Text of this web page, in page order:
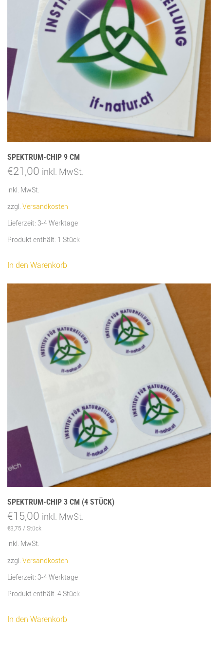
SPEKTRUM-CHIP 9 CM
€21,00 inkl. MwSt.
inkl. MwSt.
zzgl. Versandkosten
Lieferzeit: 3-4 Werktage
Produkt enthält: 1 Stück
In den Warenkorb
SPEKTRUM-CHIP 3 CM (4 STÜCK)
€15,00 inkl. MwSt.
€3,75 /Stück
inkl. MwSt.
zzgl. Versandkosten
Lieferzeit: 3-4 Werktage
Produkt enthält: 4Stück
In den Warenkorb